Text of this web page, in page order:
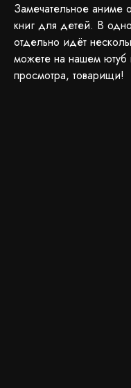
Замечательное аниме
книг для детей. В
отдельно идёт
можете на нашем ютуб
просмотра, товарищи!